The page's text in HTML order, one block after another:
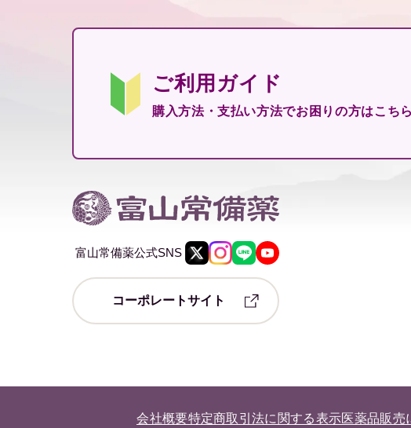
ご利用ガイド
購入方法・支払い方法でお困りの方はこちら
富山常備薬公式SNS
コーポレートサイト
会社概要特定商取引法に関する表示医薬品販売